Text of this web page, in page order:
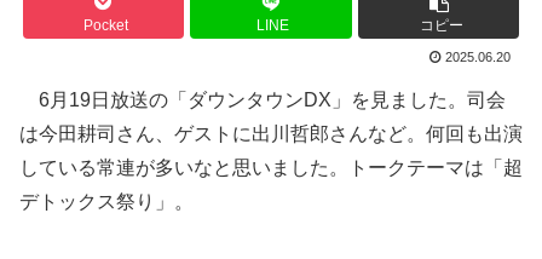
Pocket LINE コピー
2025.06.20
6月19日放送の「ダウンタウンDX」を見ました。司会
は今田耕司さん、ゲストに出川哲郎さんなど。何回も出演
している常連が多いなと思いました。トークテーマは「超
デトックス祭り」。